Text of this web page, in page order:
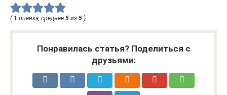
( 1 оценка, среднее 5 из 5 )
Понравилась статья? Поделиться с
друзьями: